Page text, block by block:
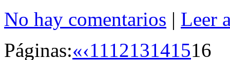
No hay comentarios | Leer
Páginas:«‹111213141516